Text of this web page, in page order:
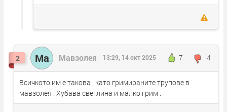
2 Ма Мавзолея 7 -4
13:29, 14 окт 2025
Всичкото им е такова , като гримираните трупове в
мавзолея . Хубава светлина и малко грим .